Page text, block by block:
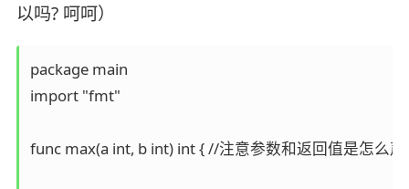
以吗? 呵呵）
package main
import "fmt"
func max(a int, b int) int { //注意参数和返回值是怎么声